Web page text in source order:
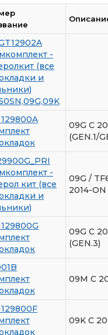
-
(все
и
09G С
(GEN.1/
-
кит (все
и
09G /
2014-ON
09G C
(GEN.3)
09M С
09K C